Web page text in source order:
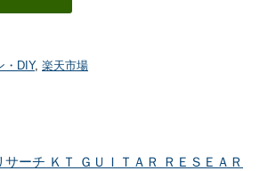
・DIY, 楽天市場
サーチ ＫＴ ＧＵＩＴＡＲ ＲＥＳＥＡＲ